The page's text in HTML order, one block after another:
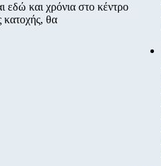
εδώ και χρόνια στο κέντρο
κατοχής, θα